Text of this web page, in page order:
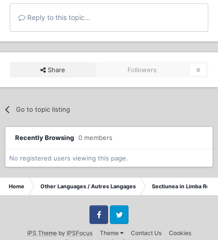
Reply to this topic...
Share Followers 0
Go to topic listing
Recently Browsing 0 members
No registered users viewing this page.
Home Other Languages / Autres Langages Sectiunea in Limba
IPS Themeby IPSFocus Theme Contact Us Cookies
FacebookTwitter